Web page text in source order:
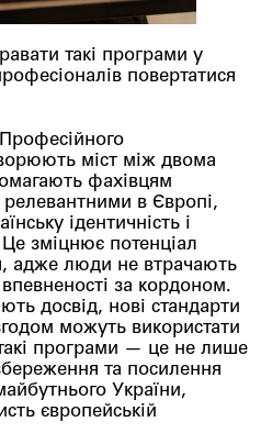
такі програми у
повертатися
міст між двома
фахівцям
в Європі,
ідентичність і
зміцнює потенціал
адже люди не втрачають
за кордоном.
досвід, нові стандарти
можуть використати
програми — це не лише
та посилення
України,
європейській